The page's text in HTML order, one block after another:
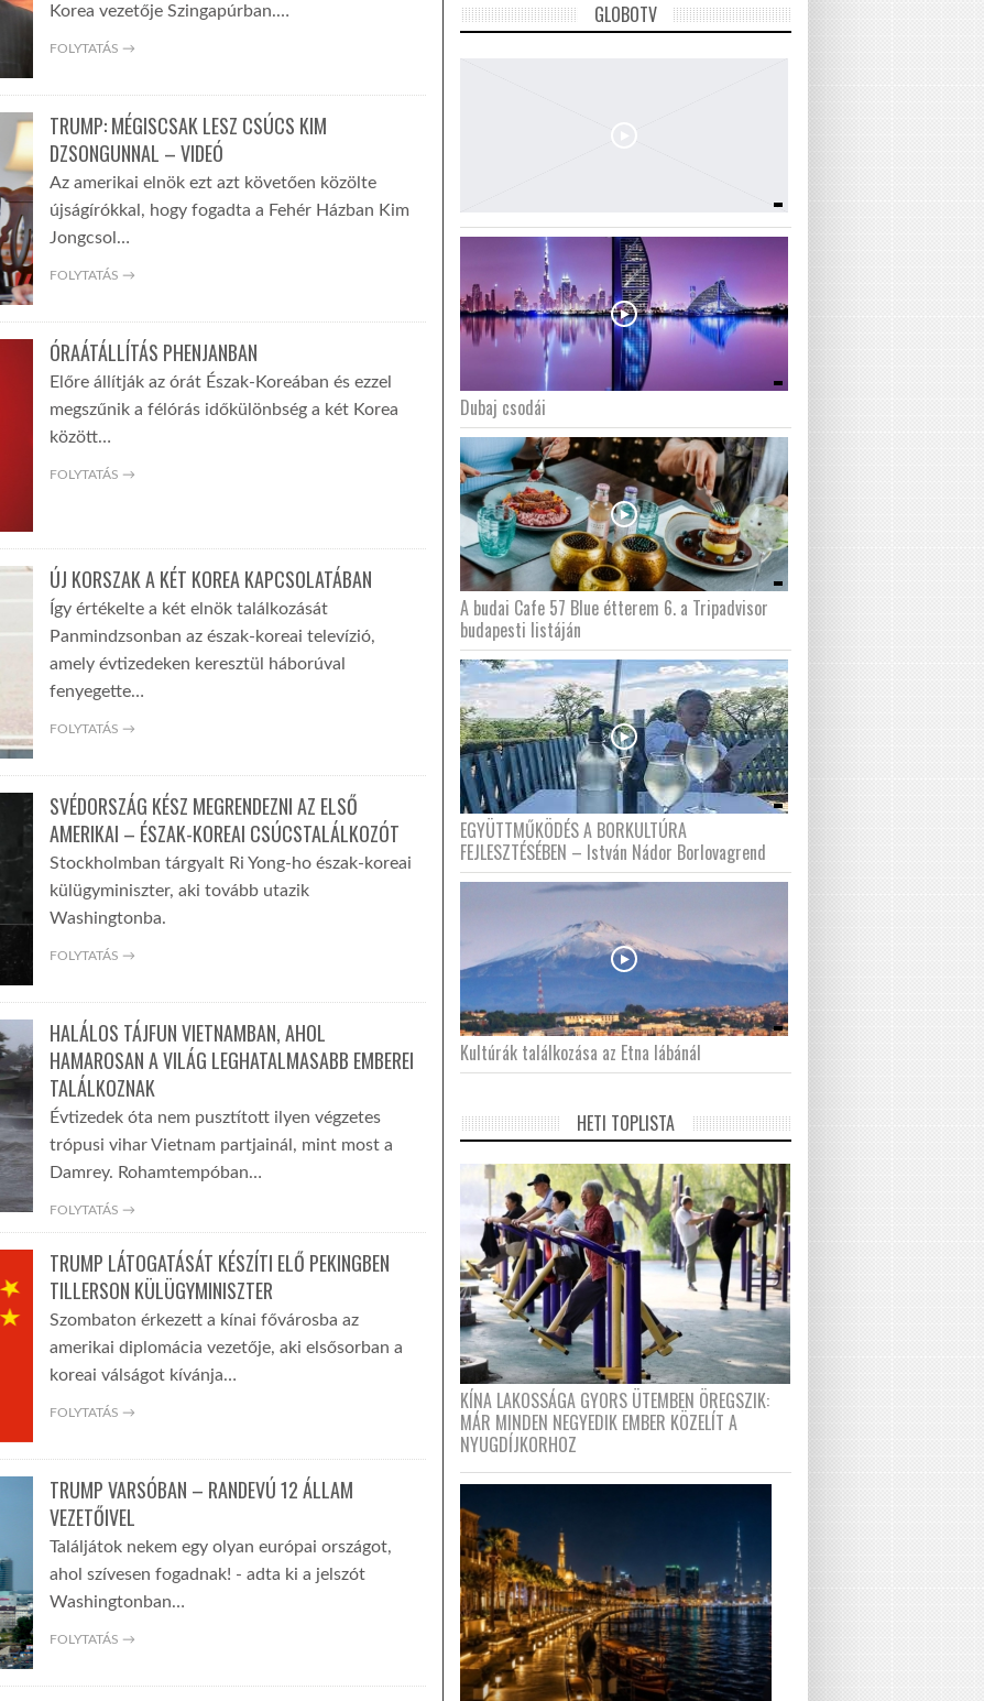
Korea vezetője Szingapúrban.…
FOLYTATÁS →
TRUMP: MÉGISCSAK LESZ CSÚCS KIM
DZSONGUNNAL – VIDEÓ
Az amerikai elnök ezt azt követően közölte
újságírókkal, hogy fogadta a Fehér Házban Kim
Jongcsol…
FOLYTATÁS →
ÓRAÁTÁLLÍTÁS PHENJANBAN
Előre állítják az órát Észak-Koreában és ezzel
megszűnik a félórás időkülönbség a két Korea
között…
FOLYTATÁS →
ÚJ KORSZAK A KÉT KOREA KAPCSOLATÁBAN
Így értékelte a két elnök találkozását
Panmindzsonban az észak-koreai televízió,
amely évtizedeken keresztül háborúval
fenyegette…
FOLYTATÁS →
SVÉDORSZÁG KÉSZ MEGRENDEZNI AZ ELSŐ
AMERIKAI – ÉSZAK-KOREAI CSÚCSTALÁLKOZÓT
Stockholmban tárgyalt Ri Yong-ho észak-koreai
külügyminiszter, aki tovább utazik
Washingtonba.
FOLYTATÁS →
HALÁLOS TÁJFUN VIETNAMBAN, AHOL
HAMAROSAN A VILÁG LEGHATALMASABB EMBEREI
TALÁLKOZNAK
Évtizedek óta nem pusztított ilyen végzetes
trópusi vihar Vietnam partjainál, mint most a
Damrey. Rohamtempóban…
FOLYTATÁS →
TRUMP LÁTOGATÁSÁT KÉSZÍTI ELŐ PEKINGBEN
TILLERSON KÜLÜGYMINISZTER
Szombaton érkezett a kínai fővárosba az
amerikai diplomácia vezetője, aki elsősorban a
koreai válságot kívánja…
FOLYTATÁS →
TRUMP VARSÓBAN – RANDEVÚ 12 ÁLLAM
VEZETŐIVEL
Találjátok nekem egy olyan európai országot,
ahol szívesen fogadnak! - adta ki a jelszót
Washingtonban…
FOLYTATÁS →
GLOBOTV
Dubaj csodái
A budai Cafe 57 Blue étterem 6. a Tripadvisor
budapesti listáján
EGYÜTTMŰKÖDÉS A BORKULTÚRA
FEJLESZTÉSÉBEN – István Nádor Borlovagrend
Kultúrák találkozása az Etna lábánál
HETI TOPLISTA
KÍNA LAKOSSÁGA GYORS ÜTEMBEN ÖREGSZIK:
MÁR MINDEN NEGYEDIK EMBER KÖZELÍT A
NYUGDÍJKORHOZ